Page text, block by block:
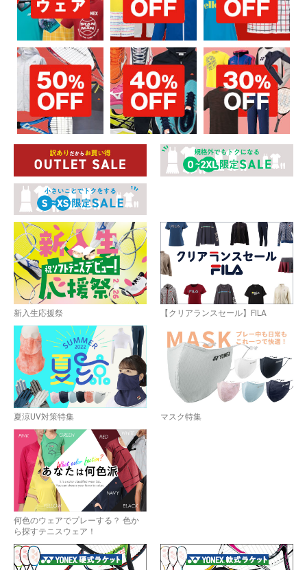
新入生応援祭 【クリアランスセール】FILA
夏涼UV対策特集 マスク特集
何色のウェアでプレーする？ 色か
ら探すテニスウェア！